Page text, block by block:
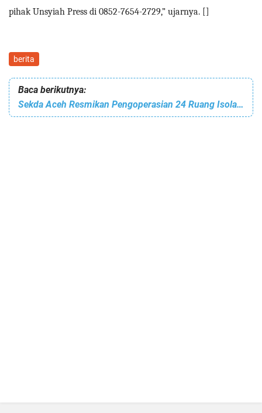
pihak Unsyiah Press di 0852-7654-2729,” ujarnya. []
berita
Baca berikutnya:
Sekda Aceh Resmikan Pengoperasian 24 Ruang Isolasi Tambahan